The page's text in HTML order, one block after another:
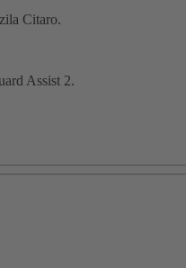
Citaro.
Assist 2.